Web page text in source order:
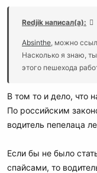
Redjik написал(а):
Absinthe , можно
Насколько я знаю,
этого пешехода
В том то и дело, что
По российским
водитель пепелаца
Если бы не было
спайсами, то